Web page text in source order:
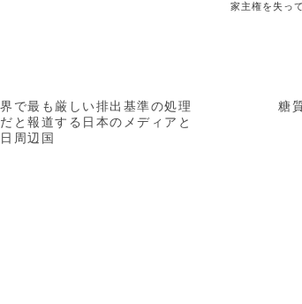
家主権を失っ
で最も厳しい排出基準の処理
と報道する日本のメディアと
周辺国
糖